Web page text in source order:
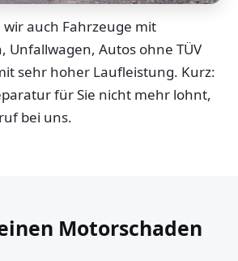
auch Fahrzeuge mit
Unfallwagen, Autos ohne TÜV
sehr hoher Laufleistung. Kurz:
für Sie nicht mehr lohnt,
bei uns.
Motorschaden